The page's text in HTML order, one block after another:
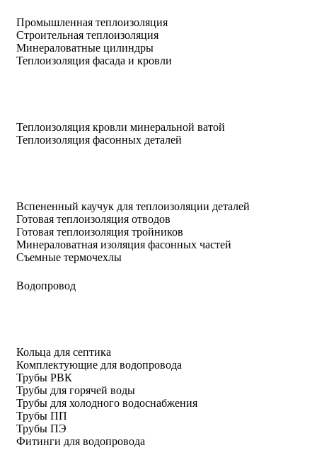
Промышленная теплоизоляция
Строительная теплоизоляция
Минераловатные цилиндры
Теплоизоляция фасада и кровли
Теплоизоляция кровли минеральной ватой
Теплоизоляция фасонных деталей
Вспененный каучук для теплоизоляции деталей
Готовая теплоизоляция отводов
Готовая теплоизоляция тройников
Минераловатная изоляция фасонных частей
Съемные термочехлы
Водопровод
Кольца для септика
Комплектующие для водопровода
Трубы РВК
Трубы для горячей воды
Трубы для холодного водоснабжения
Трубы ПП
Трубы ПЭ
Фитинги для водопровода